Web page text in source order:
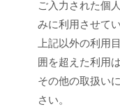
ご入力された個
みに利用させて
上記以外の利用
囲を超えた利用
その他の取扱い
さい。